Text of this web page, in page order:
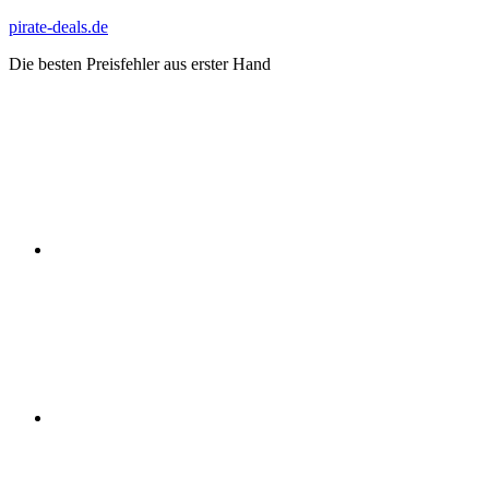
Zum
springen
pirate-deals.de
Die besten Preisfehler aus erster Hand